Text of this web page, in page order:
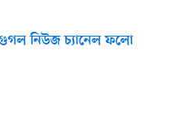
নিউজ চ্যানেল ফলো